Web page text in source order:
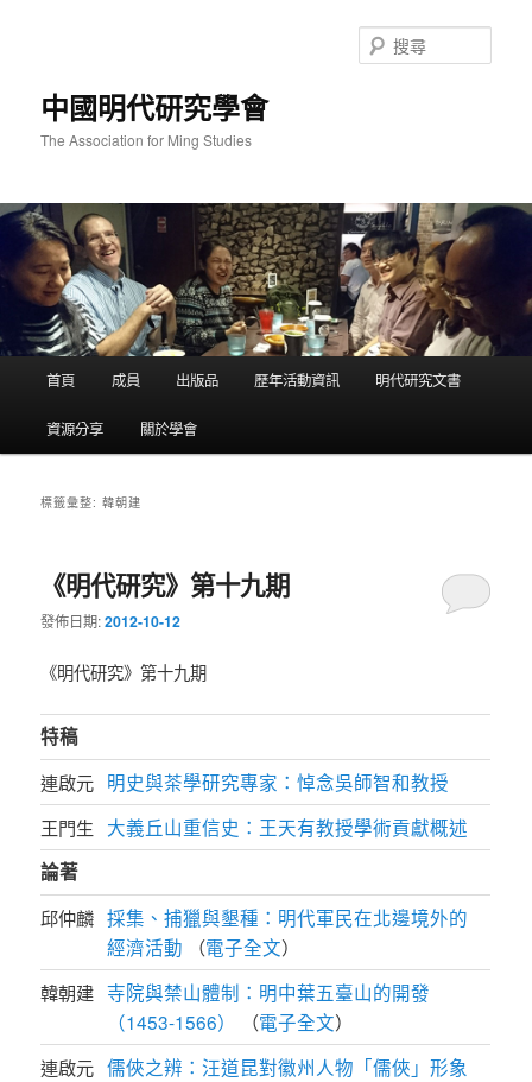
中國明代研究學會
The Association for Ming Studies
尋
首頁 成員 出版品 歷年活動資訊 明代研究文書
資源分享 關於學會
標籤彙整:韓朝建
《明代研究》第十九期
發佈日期:2012-10-12
《明代研究》第十九期
特稿
連啟元 明史與茶學研究專家：悼念吳師智和教授
王門生
大義丘山重信史：王天有教授學術貢獻概述
論著
邱仲麟 採集、捕獵與墾種：明代軍民在北邊境外的
經濟活動 （電子全文）
韓朝建 寺院與禁山體制：明中葉五臺山的開發
（1453-1566）
（電子全文）
連啟元 儒俠之辨：汪道昆對徽州人物「儒俠」形象